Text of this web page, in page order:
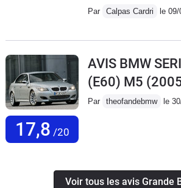
Par Calpas Cardri le
17,8 /20
AVIS BMW
(E60) M5
Par theofandebmw le
Voir tous les avis Grande